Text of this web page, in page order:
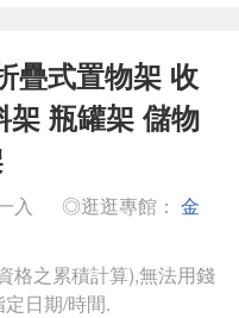
疊式置物架 收
架 瓶罐架 儲物
入 ◎逛逛專館： 金
格之累積計算),無法用錢
日期/時間.